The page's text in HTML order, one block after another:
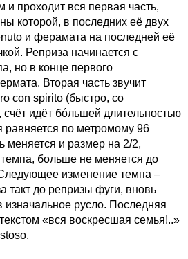
и проходит вся первая часть,
которой, в последних её двух
и ферамата на последней её
Реприза начинается с
но в конце первого
Вторая часть звучит
con spirito (быстро, со
счёт идёт бóльшей длительностью
равняется по метромому 96
меняется и размер на 2/2,
больше не меняется до
изменение темпа –
такт до репризы фуги, вновь
русло. Последняя
«вся воскресшая семья!..»